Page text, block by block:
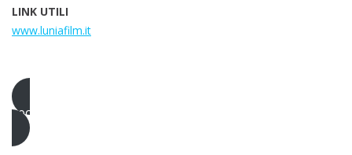
LINK UTILI
www.luniafilm.it
Locandina